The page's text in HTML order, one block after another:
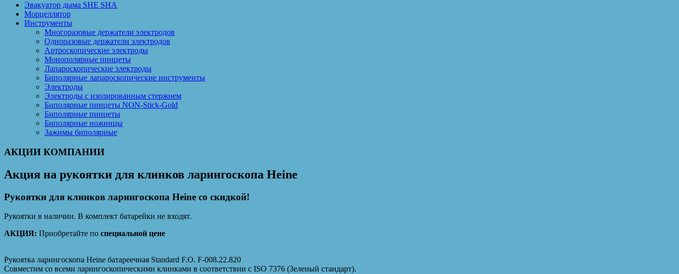
Эвакуатор дыма SHE SHA
Морцеллятор
Инструменты
Многоразовые держатели электродов
Одноразовые держатели электродов
Артроскопические электроды
Монополярные пинцеты
Лапароскопические электроды
Биполярные лапароскопические инструменты
Электроды
Электроды с изолированным стержнем
Биполярные пинцеты NON-Stick-Gold
Биполярные пинцеты
Биполярные ножницы
Зажимы биполярные
АКЦИИ КОМПАНИИ
Акция на рукоятки для клинков ларингоскопа Heine
Рукоятки для клинков ларингоскопа Heine со скидкой!
Рукоятки в наличии. В комплект батарейки не входят.
АКЦИЯ: Приобретайте по специальной цене
Рукоятка ларингоскопа Heine батареечная Standard F.O. F-008.22.820
Совместим со всеми ларингоскопическими клинками в соответствии с ISO 7376 (Зеленый стандарт).